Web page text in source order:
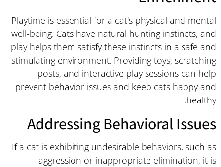
Playtime is essential for a cat's physical and mental
well-being. Cats have natural hunting instincts, and
play helps them satisfy these instincts in a safe and
stimulating environment. Providing toys, scratching
posts, and interactive play sessions can help
prevent behavior issues and keep cats happy and
healthy.
Addressing Behavioral Issues
If a cat is exhibiting undesirable behaviors, such as
aggression or inappropriate elimination, it is